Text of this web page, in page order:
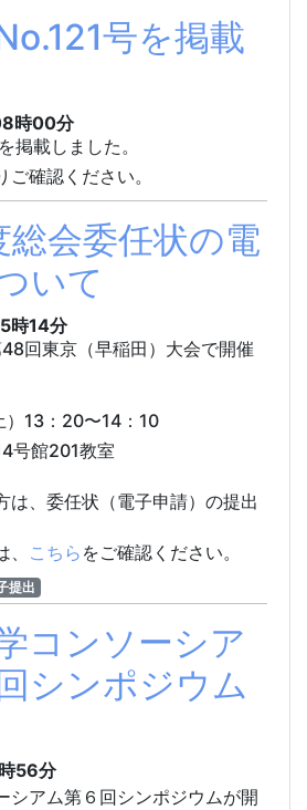
号を掲載
時00分
掲載しました。
ご確認ください。
会委任状の電
いて
時14分
回東京（早稲田）大会で開催
）13：20〜14：10
号館201教室
は、委任状（電子申請）の提出
こちら をご確認ください。
提出
コンソーシア
シンポジウム
56分
シアム第６回シンポジウムが開